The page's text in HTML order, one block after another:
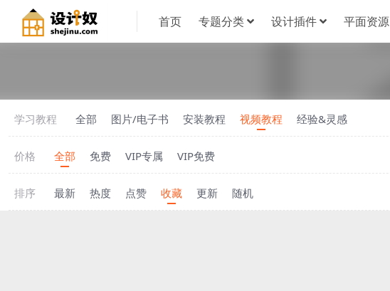
首页 专题分类 设计插件 平面资源
学习教程 全部 图片/电子书 安装教程 视频教程 经验&灵感
价格 全部 免费 VIP专属 VIP免费
排序 最新 热度 点赞 收藏 更新 随机